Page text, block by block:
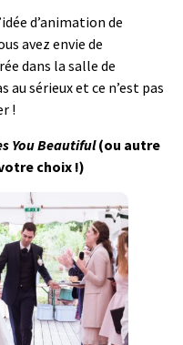
d’animation de
avez envie de
dans la salle de
au sérieux et ce n’est pas
!
You Beautiful(ou autre
choix !)